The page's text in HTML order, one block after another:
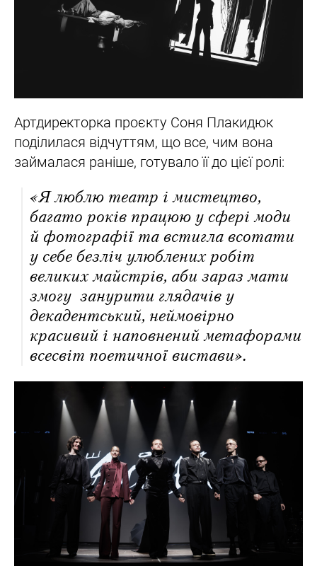
Артдиректорка проєкту Соня Плакидюк
поділилася відчуттям, що все, чим вона
займалася раніше, готувало її до цієї ролі:
«Я люблю театр і мистецтво,
багато років працюю у сфері моди
й фотографії та встигла всотати
у себе безліч улюблених робіт
великих майстрів, аби зараз мати
змогу занурити глядачів у
декадентський, неймовірно
красивий і наповнений метафорами
всесвіт поетичної вистави».